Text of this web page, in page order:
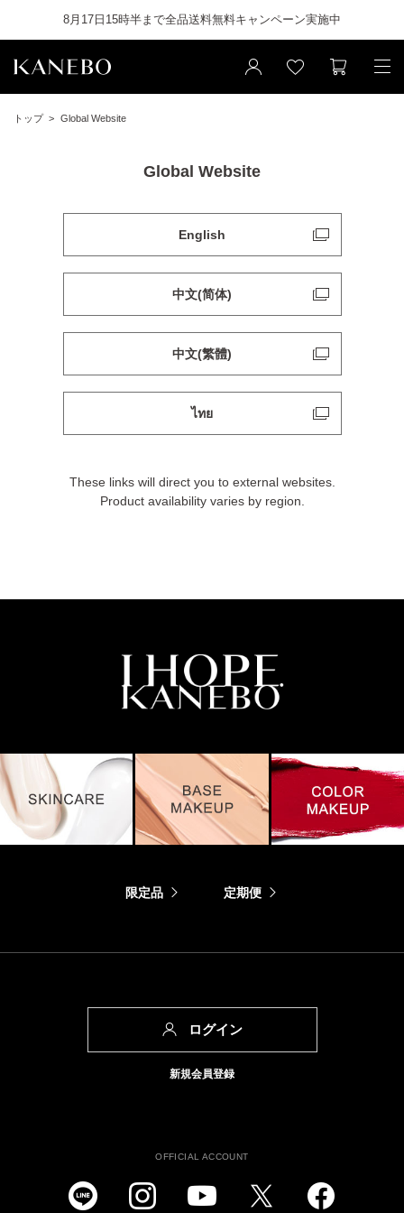
8月17日15時半まで全品送料無料キャンペーン実施中
トップ Global Website
Global Website
English
中文(简体)
中文(繁體)
ไทย
These links will direct you to external websites.
Product availability varies by region.
限定品 定期便
ログイン
新規会員登録
OFFICIAL ACCOUNT